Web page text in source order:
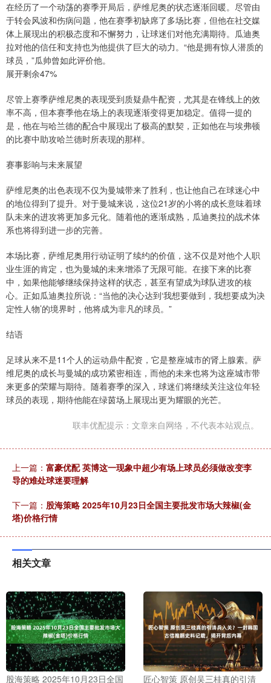
在经历了一个动荡的赛季开局后，萨维尼奥的状态逐渐回暖。尽管由
于转会风波和伤病问题，他在赛季初缺席了多场比赛，但他在社交媒
体上展现出的积极态度和不懈努力，让球迷们对他充满期待。瓜迪奥
拉对他的信任和支持也为他提供了巨大的动力。“他是拥有惊人潜质的
球员，”瓜帅曾如此评价他。
展开剩余47%
尽管上赛季萨维尼奥的表现受到质疑鼎牛配资，尤其是在锋线上的效
率不高，但本赛季他在场上的表现逐渐变得更加稳定。值得一提的
是，他在与哈兰德的配合中展现出了极高的默契，正如他在与埃弗顿
的比赛中助攻哈兰德时所表现的那样。
赛事影响与未来展望
萨维尼奥的出色表现不仅为曼城带来了胜利，也让他自己在球迷心中
的地位得到了提升。对于曼城来说，这位21岁的小将的成长意味着球
队未来的进攻将更加多元化。随着他的逐渐成熟，瓜迪奥拉的战术体
系也将得到进一步的完善。
本场比赛，萨维尼奥用行动证明了续约的价值，这不仅是对他个人职
业生涯的肯定，也为曼城的未来增添了无限可能。在接下来的比赛
中，如果他能够继续保持这样的状态，甚至有望成为球队进攻的核
心。正如瓜迪奥拉所说：“当他的决心达到‘我想要做到，我想要成为决
定性人物’的境界时，他将成为非凡的球员。”
结语
足球从来不是11个人的运动鼎牛配资，它是整座城市的肾上腺素。萨
维尼奥的成长与曼城的成功紧密相连，而他的未来也将为这座城市带
来更多的荣耀与期待。随着赛季的深入，球迷们将继续关注这位年轻
球员的表现，期待他能在绿茵场上展现出更为耀眼的光芒。
联丰优配提示：文章来自网络，不代表本站观点。
上一篇： 富豪优配 英博这一现象中超少有场上球员必须做改变李
导的难处球迷要理解
下一篇： 股海策略 2025年10月23日全国主要批发市场大辣椒(金
塔)价格行情
相关文章
股海策略 2025年10月23日全国 匠心智策 原创吴三桂真的引清